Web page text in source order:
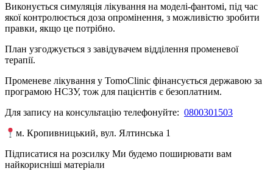
Виконується симуляція лікування на моделі-фантомі, під час
якої контролюється доза опромінення, з можливістю зробити
правки, якщо це потрібно.
План узгоджується з завідувачем відділення променевої
терапії.
Променеве лікування у TomoClinic фінансується державою за
програмою НСЗУ, тож для пацієнтів є безоплатним.
Для запису на консультацію телефонуйте: 0800301503
м. Кропивницький, вул. Ялтинська 1
Підписатися на розсилку Ми будемо поширювати вам
найкорисніші матеріали